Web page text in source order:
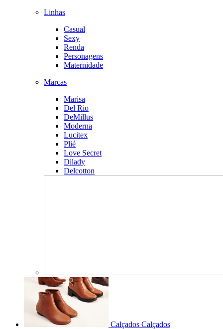
Linhas
Casual
Sexy
Renda
Personagens
Maternidade
Marcas
Marisa
Del Rio
DeMillus
Moderna
Lucitex
Plié
Love Secret
Dilady
Delcotton
Calçados Calçados